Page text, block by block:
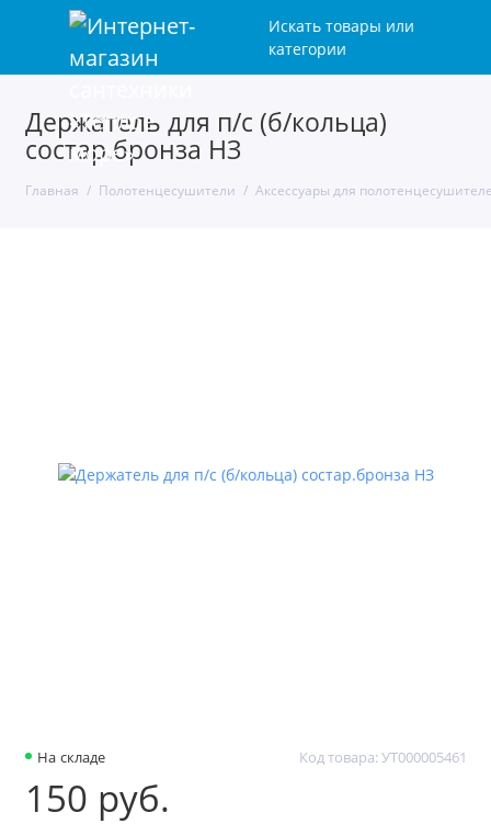
Искать товары или
категории
Держатель для п/с (б/кольца)
состар.бронза НЗ
Главная Полотенцесушители Аксессуары для
На складе Код товара: УТ000005461
150 руб.